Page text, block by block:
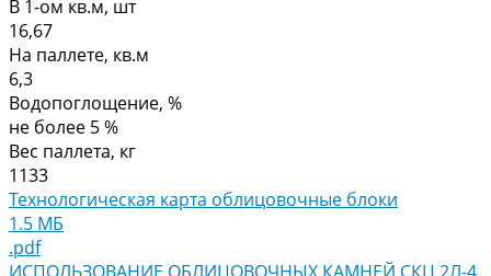
В 1-ом кв.м, шт
16,67
На паллете, кв.м
6,3
Водопоглощение, %
не более 5 %
Вес паллета, кг
1133
Технологическая карта облицовочные блоки
1.5 МБ
.pdf